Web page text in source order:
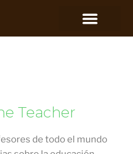
Teacher
de todo el mundo